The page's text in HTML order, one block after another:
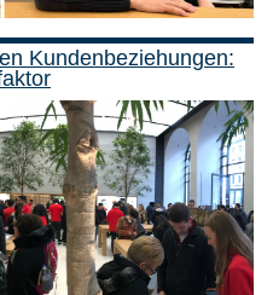
Kundenbeziehungen: